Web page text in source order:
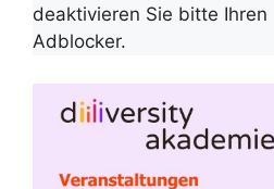
deaktivieren Sie bitte Ihren
Adblocker.